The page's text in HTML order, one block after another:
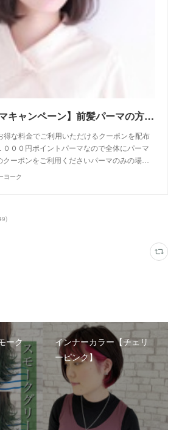
【ポイントパーマキャンペーン】前髪パーマの方用｜クーポン｜美容室 NYNY NYNY 姫路店｜ヘアサロン・美容院｜ニューヨークニューヨーク
得な料金でご利用いただけるクーポンを配布
００円ポイントパーマなので全体にパーマ
ーポンをご利用くださいパーマのみの場…
ヨーク
)
ーク
インナーカラー【チェリ
ーピンク】